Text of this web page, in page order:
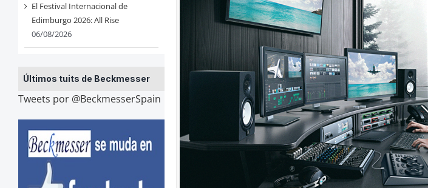
El Festival Internacional de
Edimburgo 2026: All Rise
06/08/2026
Últimos tuits de Beckmesser
Tweets por @BeckmesserSpain